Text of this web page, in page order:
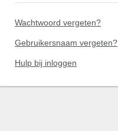
Wachtwoord vergeten?
Gebruikersnaam vergeten?
Hulp bij inloggen